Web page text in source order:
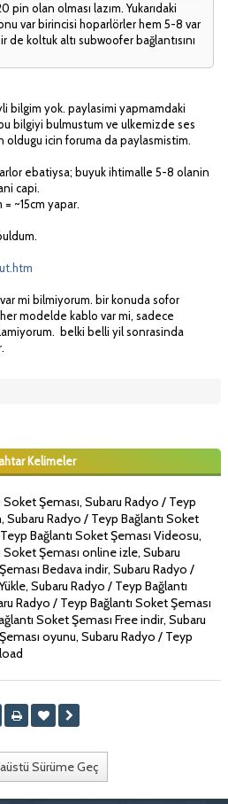
pin olan olması lazım. Yukarıdaki
var birincisi hoparlörler hem 5-8 var
de koltuk altı subwoofer bağlantısını
bilgim yok. paylasimi yapmamdaki
bilgiyi bulmustum ve ulkemizde ses
icin foruma da paylasmistim.
ebatiysa; buyuk ihtimalle 5-8 olanin
capi.
= ~15cm yapar.
mi bilmiyorum. bir konuda sofor
modelde kablo var mi, sadece
belki belli yil sonrasinda
Kelimeler
Şeması, Subaru Radyo / Teyp
Subaru Radyo / Teyp Bağlantı Soket
Bağlantı Soket Şeması Videosu,
Şeması online izle, Subaru
Bedava indir, Subaru Radyo /
Subaru Radyo / Teyp Bağlantı
Radyo / Teyp Bağlantı Soket Şeması
Soket Şeması Free indir, Subaru
oyunu, Subaru Radyo / Teyp
Sürüme Geç